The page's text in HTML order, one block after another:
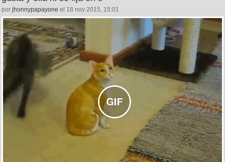
por jhonnypapayone el 18 nov 2015, 15:01